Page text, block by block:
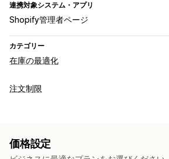
連携対象システム・アプリ
Shopify管理者ページ
カテゴリー
在庫の最適化
在庫管理
注文制限
購入頻度
価格設定